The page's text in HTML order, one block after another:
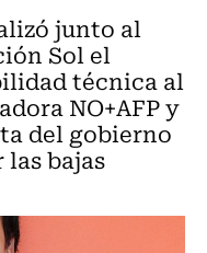
junto al
Sol el
técnica al
NO+AFP y
del gobierno
bajas